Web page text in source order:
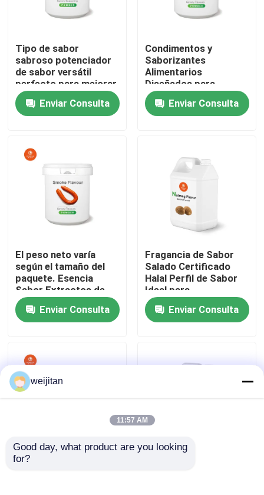
Productos
Tipo de sabor
sabroso potenciador
de sabor versátil
perfecto para mejorar
las notas saladas en
sopas salsas y
comidas listas
Enviar Consulta
Condimentos y
Saborizantes
Alimentarios
Diseñados para
Mejorar los Perfiles de
Sabor en Productos
Alimenticios
Enviar Consulta
El peso neto varía
según el tamaño del
paquete. Esencia
Sabor Extractos de
alta pureza para
producción de
bebidas y aplicaciones
Enviar Consulta
Fragancia de Sabor
Salado Certificado
Halal Perfil de Sabor
Ideal para
Optimización de
Sabor en Productos
Alimenticios, Bebidas
Enviar Consulta
Vida útil 12 meses
weijitan
11:57 AM
Good day, what product are you looking
for?